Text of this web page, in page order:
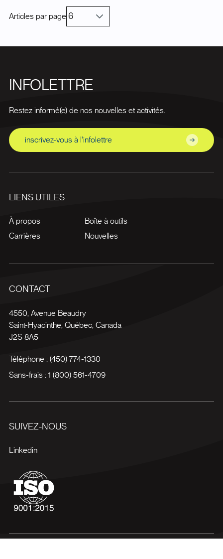
Articles par page
INFOLETTRE
Restez informé(e) de nos nouvelles et activités.
inscrivez-vous à l'infolettre
LIENS UTILES
À propos
Carrières
Boîte à outils
Nouvelles
CONTACT
4550, Avenue Beaudry
Saint-Hyacinthe Québec, Canada
J2S 8A5
Téléphone : (450) 774-1330
Sans-frais : 1 (800) 561-4709
SUIVEZ-NOUS
Linkedin